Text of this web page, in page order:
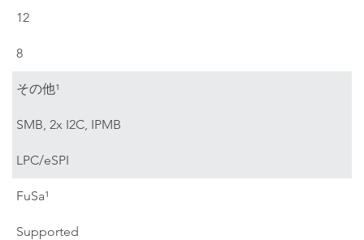
12
8
その他¹
SMB, 2x I2C, IPMB
LPC/eSPI
FuSa¹
Supported